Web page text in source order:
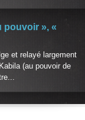
pouvoir », «
et relayé largement
(au pouvoir de